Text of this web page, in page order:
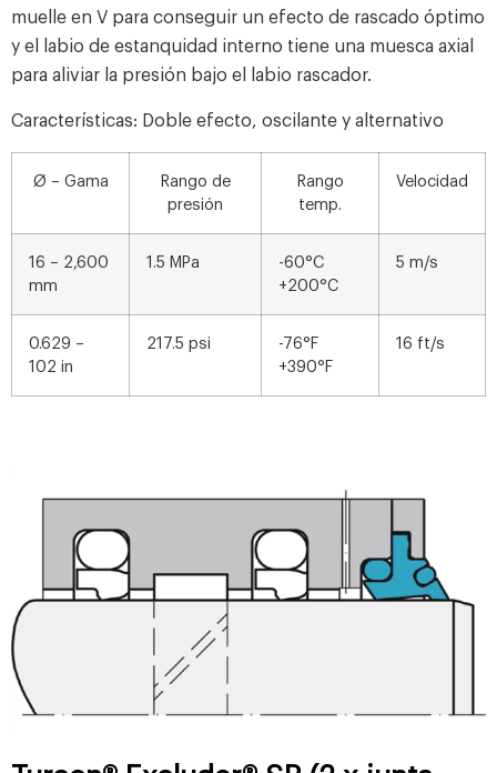
muelle en V para conseguir un efecto de rascado óptimo
y el labio de estanquidad interno tiene una muesca axial
para aliviar la presión bajo el labio rascador.
Características: Doble efecto, oscilante y alternativo
Ø – Gama
Rango de
presión
Rango
temp.
Velocidad
16 – 2,600
mm
1.5 MPa
-60°C
+200°C
5 m/s
0.629 –
102 in
217.5 psi
-76°F
+390°F
16 ft/s